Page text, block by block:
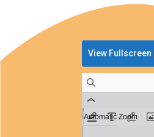
View Fullscreen